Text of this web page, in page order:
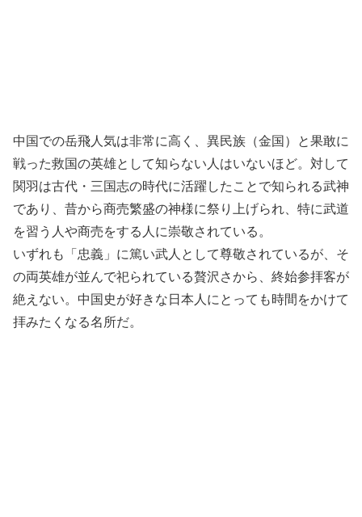
中国での岳飛人気は非常に高く、異民族（金国）と果敢に
戦った救国の英雄として知らない人はいないほど。対して
関羽は古代・三国志の時代に活躍したことで知られる武神
であり、昔から商売繁盛の神様に祭り上げられ、特に武道
を習う人や商売をする人に崇敬されている。
いずれも「忠義」に篤い武人として尊敬されているが、そ
の両英雄が並んで祀られている贅沢さから、終始参拝客が
絶えない。中国史が好きな日本人にとっても時間をかけて
拝みたくなる名所だ。